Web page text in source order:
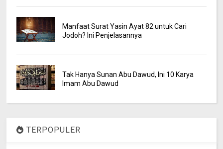
Manfaat Surat Yasin Ayat 82 untuk Cari
Jodoh? Ini Penjelasannya
Tak Hanya Sunan Abu Dawud, Ini 10 Karya
Imam Abu Dawud
TERPOPULER